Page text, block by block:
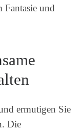
Fantasie und
ermutigen Sie
Die